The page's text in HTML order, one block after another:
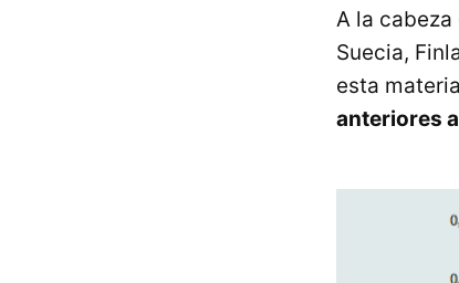
A la
Suecia,
esta
anteriores